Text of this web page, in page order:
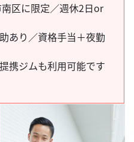
南区に限定／週休2日or
あり／資格手当＋夜勤
携ジムも利用可能です